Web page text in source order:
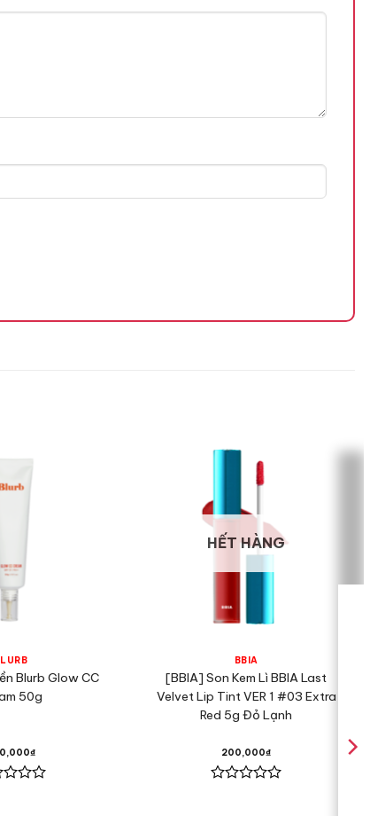
Blurb Glow CC
50g
₫
HẾT HÀNG
BBIA
[BBIA] Son Kem Lì BBIA Last
Velvet Lip Tint VER 1 #03 Extra
Red 5g Đỏ Lạnh
200,000₫